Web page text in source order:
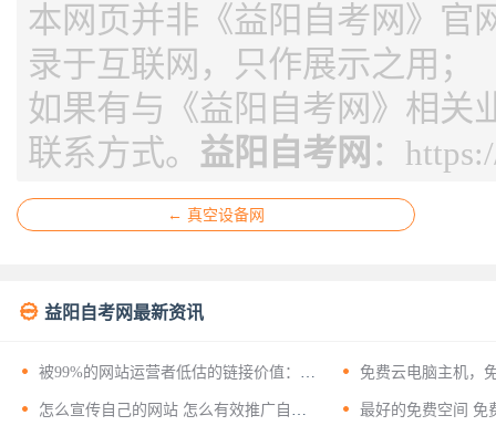
本网页并非《益阳自考网》官
录于互联网，只作展示之用；
如果有与《益阳自考网》相关
联系方式。 益阳自考网 ：
← 真空设备网
 益阳自考网最新资讯
 被99%的网站运营者低估的链接价值：揭
开友情链接背后的十二层战略意义
 免费云电脑主机，
 怎么宣传自己的网站 怎么有效推广自己  最好的免费空间 免